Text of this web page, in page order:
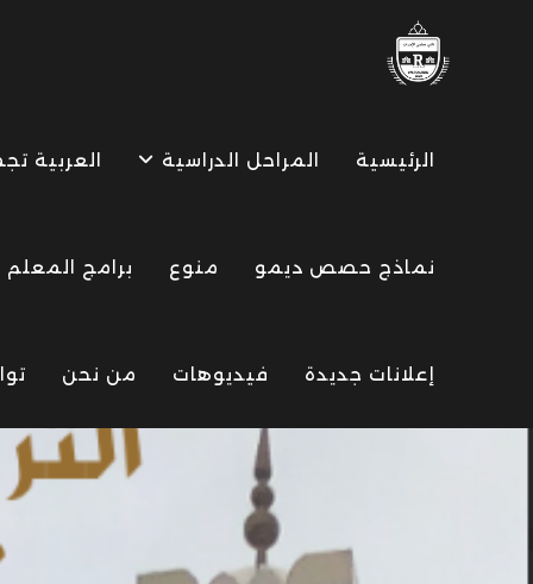
الرئيسية المراحل الدراسية العربية
نماذج حصص ديمو منوع برامج المعلم
إعلانات جديدة فيديوهات من نحن